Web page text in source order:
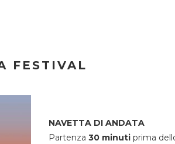
FESTIVAL
NAVETTA DI ANDATA
Partenza 30 minuti prima